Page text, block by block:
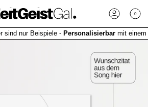
Konto
0
nur Beispiele -Personalisierbarmit einem